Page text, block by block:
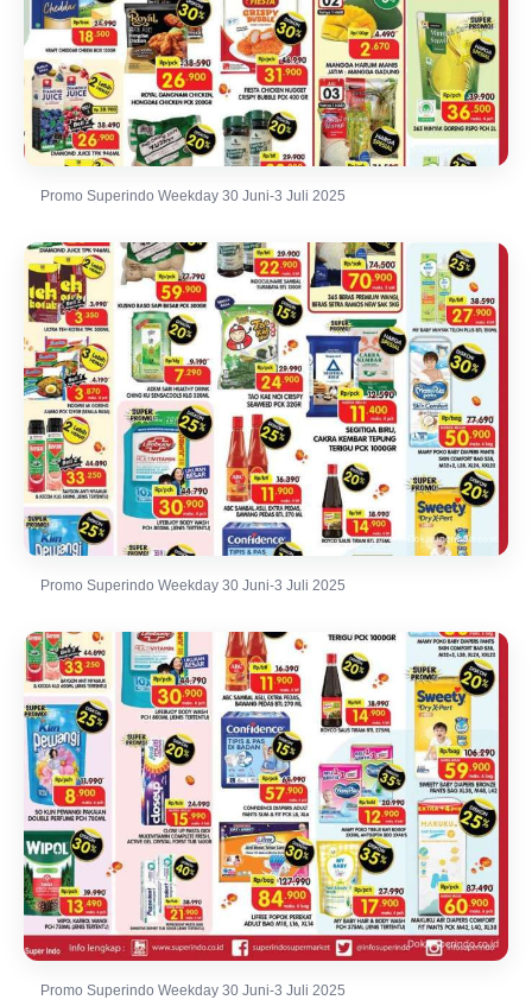
Promo Superindo Weekday 30 Juni-3 Juli 2025
Promo Superindo Weekday 30 Juni-3 Juli 2025
Promo Superindo Weekday 30 Juni-3 Juli 2025